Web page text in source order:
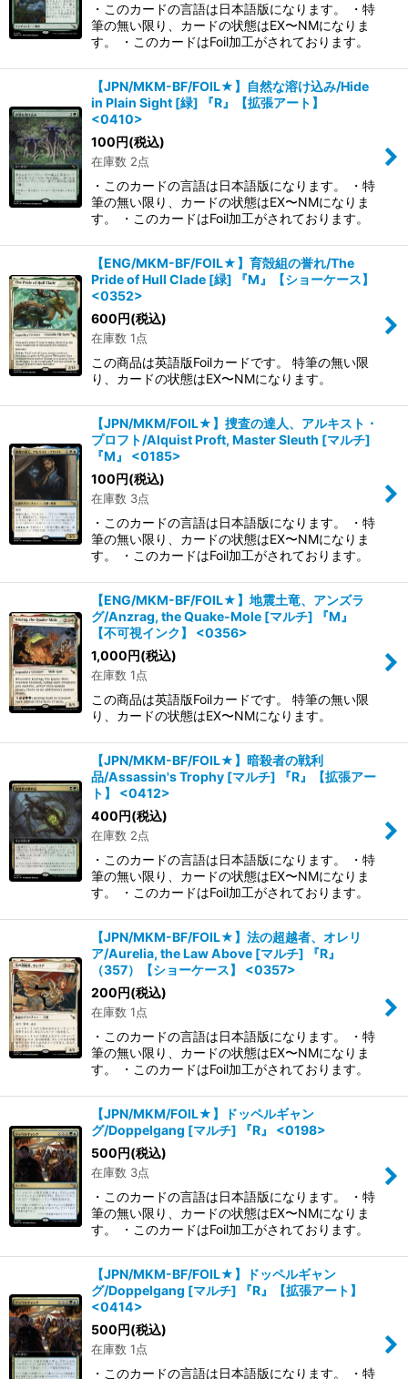
・このカードの言語は日本語版になります。 ・特
筆の無い限り、カードの状態はEX〜NMになりま
す。 ・このカードはFoil加工がされております。
【JPN/MKM-BF/FOIL★】自然な溶け込み/Hide
in Plain Sight [緑] 『R』【拡張アート】
<0410>
100円(税込)
在庫数 2点
・このカードの言語は日本語版になります。 ・特
筆の無い限り、カードの状態はEX〜NMになりま
す。 ・このカードはFoil加工がされております。
【ENG/MKM-BF/FOIL★】育殻組の誉れ/The
Pride of Hull Clade [緑] 『M』【ショーケース】
<0352>
600円(税込)
在庫数 1点
この商品は英語版Foilカードです。 特筆の無い限
り、カードの状態はEX〜NMになります。
【JPN/MKM/FOIL★】捜査の達人、アルキスト・
プロフト/Alquist Proft, Master Sleuth [マルチ]
『M』 <0185>
100円(税込)
在庫数 3点
・このカードの言語は日本語版になります。 ・特
筆の無い限り、カードの状態はEX〜NMになりま
す。 ・このカードはFoil加工がされております。
【ENG/MKM-BF/FOIL★】地震土竜、アンズラ
グ/Anzrag, the Quake-Mole [マルチ] 『M』
【不可視インク】 <0356>
1,000円(税込)
在庫数 1点
この商品は英語版Foilカードです。 特筆の無い限
り、カードの状態はEX〜NMになります。
【JPN/MKM-BF/FOIL★】暗殺者の戦利
品/Assassin's Trophy [マルチ] 『R』【拡張アー
ト】 <0412>
400円(税込)
在庫数 2点
・このカードの言語は日本語版になります。 ・特
筆の無い限り、カードの状態はEX〜NMになりま
す。 ・このカードはFoil加工がされております。
【JPN/MKM-BF/FOIL★】法の超越者、オレリ
ア/Aurelia, the Law Above [マルチ] 『R』
（357）【ショーケース】 <0357>
200円(税込)
在庫数 1点
・このカードの言語は日本語版になります。 ・特
筆の無い限り、カードの状態はEX〜NMになりま
す。 ・このカードはFoil加工がされております。
【JPN/MKM/FOIL★】ドッペルギャン
グ/Doppelgang [マルチ] 『R』 <0198>
500円(税込)
在庫数 3点
・このカードの言語は日本語版になります。 ・特
筆の無い限り、カードの状態はEX〜NMになりま
す。 ・このカードはFoil加工がされております。
【JPN/MKM-BF/FOIL★】ドッペルギャン
グ/Doppelgang [マルチ] 『R』【拡張アート】
<0414>
500円(税込)
在庫数 1点
・このカードの言語は日本語版になります。 ・特